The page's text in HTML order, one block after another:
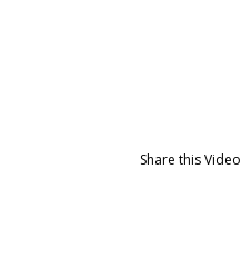
Share this Video